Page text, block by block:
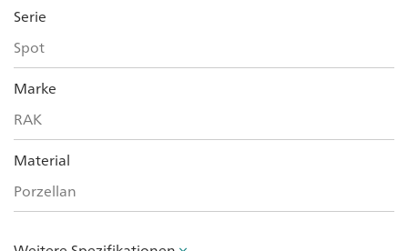
Serie
Spot
Marke
RAK
Material
Porzellan